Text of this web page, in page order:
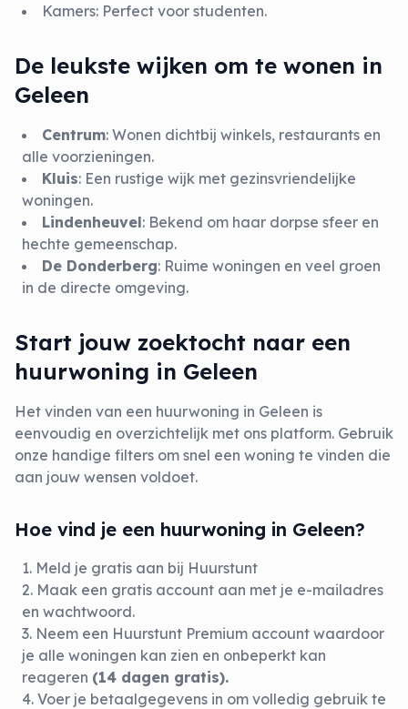
Kamers: Perfect voor studenten.
De leukste wijken om te wonen in
Geleen
Centrum: Wonen dichtbij winkels, restaurants en
alle voorzieningen.
Kluis: Een rustige wijk met gezinsvriendelijke
woningen.
Lindenheuvel: Bekend om haar dorpse sfeer en
hechte gemeenschap.
De Donderberg: Ruime woningen en veel groen
in de directe omgeving.
Start jouw zoektocht naar een
huurwoning in Geleen
Het vinden van een huurwoning in Geleen is
eenvoudig en overzichtelijk met ons platform. Gebruik
onze handige filters om snel een woning te vinden die
aan jouw wensen voldoet.
Hoe vind je een huurwoning in Geleen?
Meld je gratis aan bij Huurstunt
Maak een gratis account aan met je e-mailadres
en wachtwoord.
Neem een Huurstunt Premium account waardoor
je alle woningen kan zien en onbeperkt kan
reageren (14 dagen gratis).
Voer je betaalgegevens in om volledig gebruik te